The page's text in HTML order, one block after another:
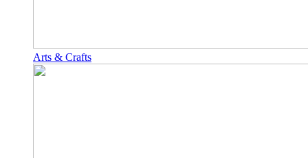
Arts & Crafts